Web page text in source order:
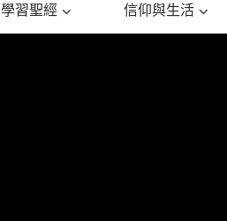
學習聖經 信仰與生活